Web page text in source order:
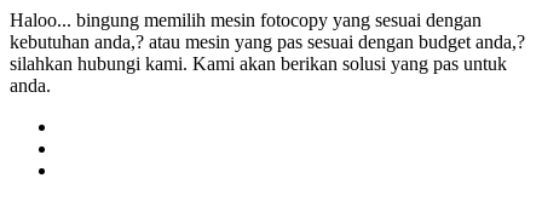
Haloo... bingung memilih mesin fotocopy yang sesuai dengan
kebutuhan anda,? atau mesin yang pas sesuai dengan budget anda,?
silahkan hubungi kami. Kami akan berikan solusi yang pas untuk
anda.